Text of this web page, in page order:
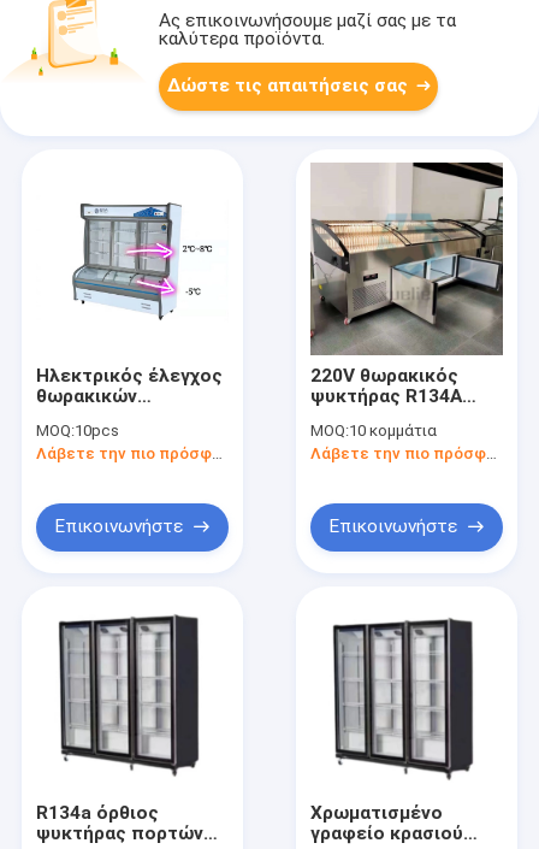
Ας επικοινωνήσουμε μαζί σας με τα
καλύτερα προϊόντα.
Δώστε τις απαιτήσεις σας
Ηλεκτρικός έλεγχος
θωρακικών
γυαλιού 1200L
ψηφιακός
MOQ:10pcs
Λάβετε την πιο πρόσφατη τιμή
Επικοινωνήστε
220V θωρακικός
ψυκτήρας R134A
χρωματισμένος
R290A χάλυβας
MOQ:10 κομμάτια
Λάβετε την πιο πρόσφατη τιμή
Επικοινωνήστε
R134a όρθιος
ψυκτήρας πορτών
Χρωματισμένο
γραφείο κρασιού